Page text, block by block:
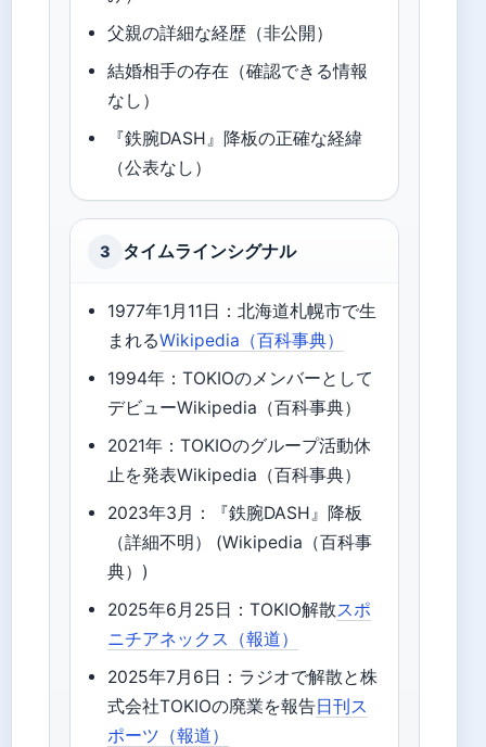
父親の詳細な経歴（非公開）
結婚相手の存在（確認できる情報
なし）
『鉄腕DASH』降板の正確な経緯
（公表なし）
3 タイムラインシグナル
1977年1月11日：北海道札幌市で生
まれるWikipedia（百科事典）
1994年：TOKIOのメンバーとして
デビューWikipedia（百科事典）
2021年：TOKIOのグループ活動休
止を発表Wikipedia（百科事典）
2023年3月：『鉄腕DASH』降板
（詳細不明） (Wikipedia（百科事
典）)
2025年6月25日：TOKIO解散スポ
ニチアネックス（報道）
2025年7月6日：ラジオで解散と株
式会社TOKIOの廃業を報告日刊ス
ポーツ（報道）